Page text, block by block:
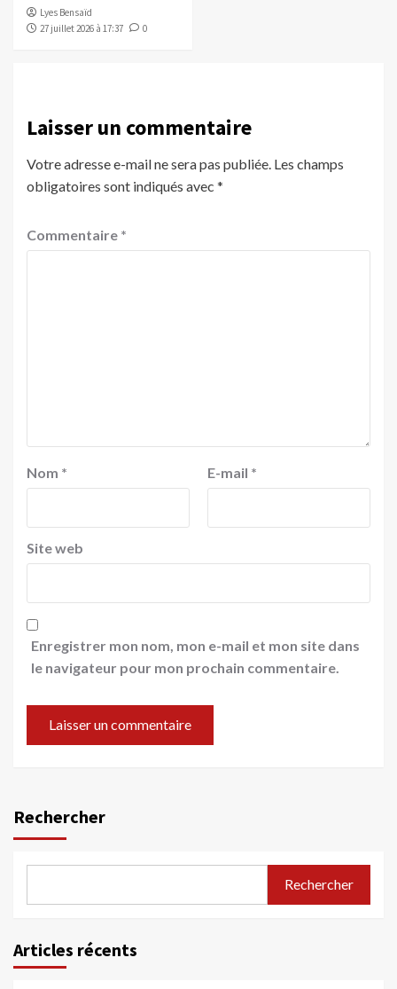
Lyes Bensaïd
27 juillet 2026 à 17:37
0
Laisser un commentaire
Votre adresse e-mail ne sera pas publiée. Les champs
obligatoires sont indiqués avec *
Commentaire *
Nom * E-mail *
Site web
Enregistrer mon nom, mon e-mail et mon site dans
le navigateur pour mon prochain commentaire.
Rechercher
Rechercher
Articles récents